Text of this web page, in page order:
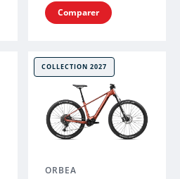
Comparer
COLLECTION 2027
ORBEA